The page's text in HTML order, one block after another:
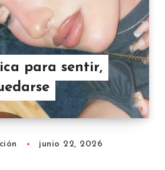
para sentir,
junio 22, 2026